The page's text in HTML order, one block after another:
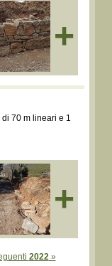
+
70 m lineari e 1
+
2022»